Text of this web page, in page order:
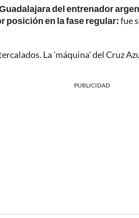
del entrenador
posición en la fase regular:fue
La 'máquina' del Cruz
PUBLICIDAD